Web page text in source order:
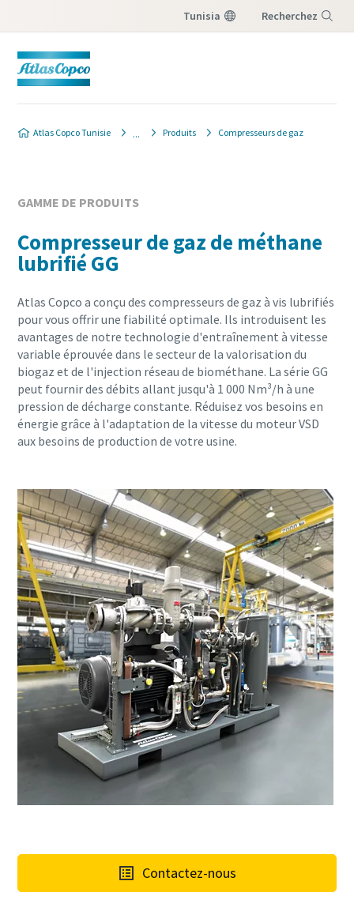
Tunisia Recherchez
Atlas Copco Tunisie Produits Compresseurs de gaz
GAMME DE PRODUITS
Compresseur de gaz de méthane
lubrifié GG
Atlas Copco a conçu des compresseurs de gaz à vis lubrifiés
pour vous offrir une fiabilité optimale. Ils introduisent les
avantages de notre technologie d'entraînement à vitesse
variable éprouvée dans le secteur de la valorisation du
biogaz et de l'injection réseau de biométhane. La série GG
peut fournir des débits allant jusqu'à 1 000 Nm³/h à une
pression de décharge constante. Réduisez vos besoins en
énergie grâce à l'adaptation de la vitesse du moteur VSD
aux besoins de production de votre usine.
Contactez-nous